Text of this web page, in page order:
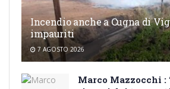
Incendio anche a Cugna di
impauriti
7 AGOSTO 2026
Marco Mazzocchi :